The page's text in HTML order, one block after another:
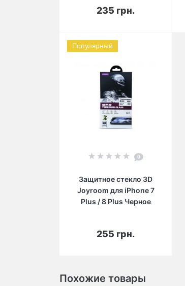
235 грн.
В корзину
Популярный
0
Защитное стекло 3D
Joyroom для iPhone 7
Plus / 8 Plus Черное
255 грн.
Похожие товары